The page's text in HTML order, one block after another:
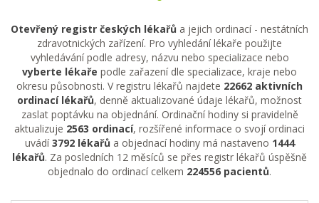
Otevřený registr českých lékařů a jejich ordinací - nestátních
zdravotnických zařízení. Pro vyhledání lékaře použijte
vyhledávání podle adresy, názvu nebo specializace nebo
vyberte lékaře podle zařazení dle specializace, kraje nebo
okresu působnosti. V registru lékařů najdete 22662 aktivních
ordinací lékařů, denně aktualizované údaje lékařů, možnost
zaslat poptávku na objednání. Ordinační hodiny si pravidelně
aktualizuje 2563 ordinací, rozšířené informace o svojí ordinaci
uvádí3792 lékařů a objednací hodiny má nastaveno 1444
lékařů. Za posledních 12 měsíců se přes registr lékařů úspěšně
objednalo do ordinací celkem 224556 pacientů.